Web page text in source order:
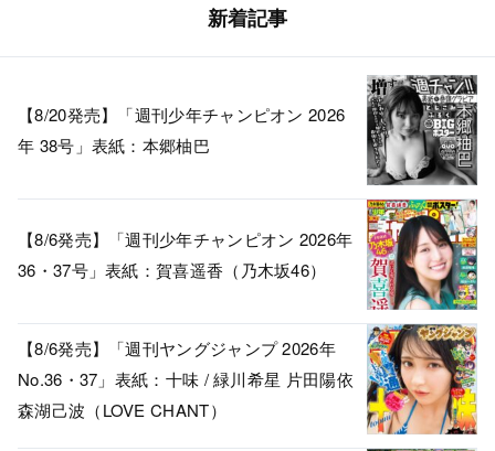
新着記事
【8/20発売】「週刊少年チャンピオン 2026
年 38号」表紙：本郷柚巴
【8/6発売】「週刊少年チャンピオン 2026年
36・37号」表紙：賀喜遥香（乃木坂46）
【8/6発売】「週刊ヤングジャンプ 2026年
No.36・37」表紙：十味 / 緑川希星 片田陽依
森湖己波（LOVE CHANT）